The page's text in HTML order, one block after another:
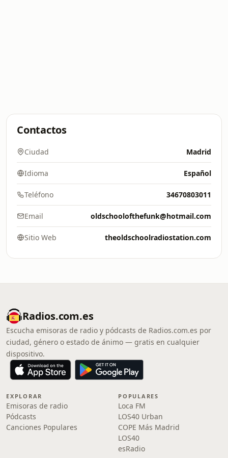
Contactos
Ciudad Madrid
Idioma Español
Teléfono 34670803011
Email oldschoolofthefunk@hotmail.com
Sitio Web theoldschoolradiostation.com
Radios.com.es
Escucha emisoras de radio y pódcasts de Radios.com.es por
ciudad, género o estado de ánimo — gratis en cualquier
dispositivo.
EXPLORAR
Emisoras de radio
Pódcasts
Canciones Populares
POPULARES
Loca FM
LOS40 Urban
COPE Más Madrid
LOS40
esRadio